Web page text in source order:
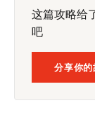
这篇攻略给
吧
分享你的